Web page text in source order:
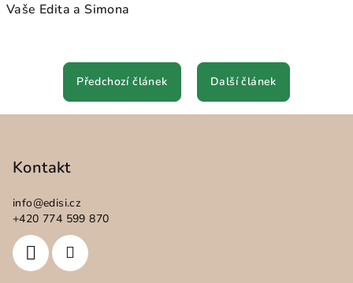
Vaše Edita a Simona
Předchozí článek Další článek
Kontakt
info@edisi.cz
+420 774 599 870